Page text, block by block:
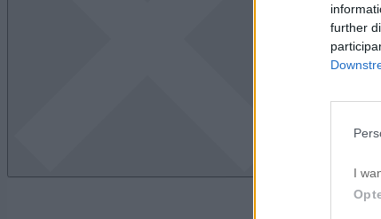
further
I